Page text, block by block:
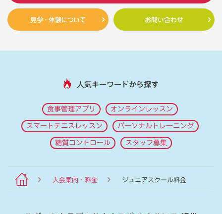
見学・体験について お問い合わせ
人気キーワードから探す
食事管理アプリ オンラインレッスン
スマートテニスレッスン パーソナルトレーニング
糖質コントロール スタッフ募集
入会案内・料金 ジュニアスクール料金